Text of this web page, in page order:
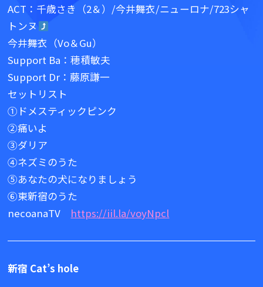
ACT：千歳さき（2＆）/今井舞衣/ニューロナ/723シャ
トンヌ
今井舞衣（Vo＆Gu）
Support Ba：穂積敏夫
Support Dr：藤原謙一
セットリスト
①ドメスティックピンク
②痛いよ
③ダリア
④ネズミのうた
⑤あなたの犬になりましょう
⑥東新宿のうた
necoanaTV https://iil.la/voyNpcl
新宿 Cat’s hole